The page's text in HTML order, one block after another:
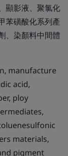
顯影液、聚氯化
苯磺酸化系列產
、染顏料中間體
manufacture
acid,
ploy
materials,
pigment